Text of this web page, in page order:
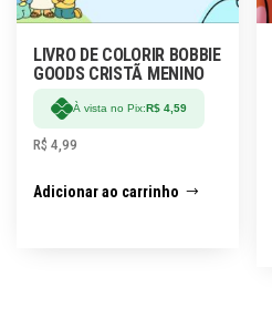
LIVRO DE COLORIR BOBBIE
GOODS CRISTÃ MENINO
À vista no Pix:R$ 4,59
R$ 4,99
Adicionar ao carrinho